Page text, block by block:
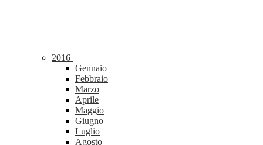
2016
Gennaio
Febbraio
Marzo
Aprile
Maggio
Giugno
Luglio
Agosto